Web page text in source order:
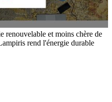
renouvelable et moins chère de
rend l'énergie durable